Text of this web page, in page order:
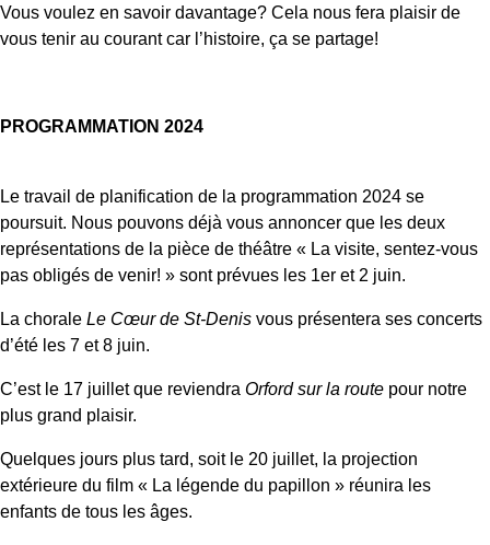
Vous voulez en savoir davantage? Cela nous fera plaisir de
vous tenir au courant car l’histoire, ça se partage!
PROGRAMMATION 2024
Le travail de planification de la programmation 2024 se
poursuit. Nous pouvons déjà vous annoncer que les deux
représentations de la pièce de théâtre « La visite, sentez-vous
pas obligés de venir! » sont prévues les 1er et 2 juin.
La chorale Le Cœur de St-Denis vous présentera ses concerts
d’été les 7 et 8 juin.
C’est le 17 juillet que reviendra Orford sur la route pour notre
plus grand plaisir.
Quelques jours plus tard, soit le 20 juillet, la projection
extérieure du film « La légende du papillon » réunira les
enfants de tous les âges.